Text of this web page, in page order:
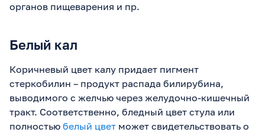
органов пищеварения и пр.
Белый кал
Коричневый цвет калу придает пигмент
стеркобилин – продукт распада билирубина,
выводимого с желчью через желудочно-кишечный
тракт. Соответственно, бледный цвет стула или
полностью белый цвет может свидетельствовать о